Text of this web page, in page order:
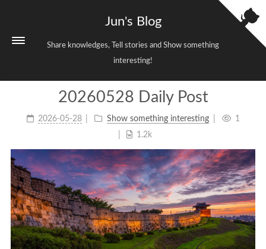
Jun's Blog
Share knowledges, Tell stories and Show something
interesting!
Categories
Archives 699
Sitemap
Links
About
20260528 Daily Post
2026-05-28 Show something interesting
1
1.2k